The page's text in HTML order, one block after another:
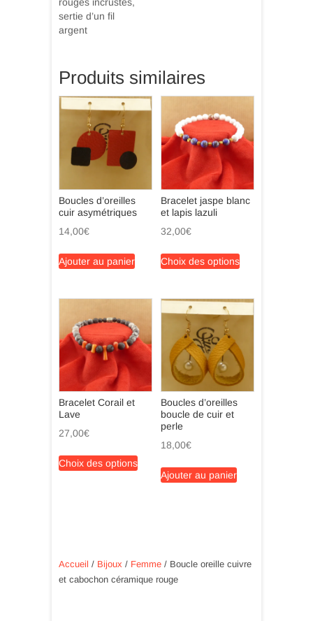
rouges incrustés,
sertie d’un fil
argent
Produits similaires
Boucles d’oreilles
cuir asymétriques
14,00€
Ajouter au panier
Bracelet jaspe blanc
et lapis lazuli
32,00€
Choix des optionsproduit
plusieurs
variations.
peuvent
être
choisies
Bracelet Corail et
Lave
27,00€
Choix des optionsproduit
peuvent
être
Boucles d’oreilles
boucle de cuir et
perle
18,00€
Ajouter au panier
Accueil / Bijoux / Femme / Boucle oreille cuivre
et cabochon céramique rouge